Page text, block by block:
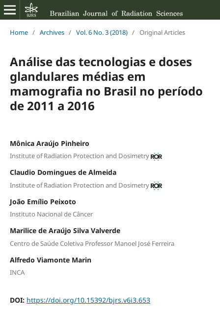
Home / Archives / Vol. 6 No. 3 (2018) / Original Articles
Análise das tecnologias e doses
glandulares médias em
mamografia no Brasil no período
de 2011 a 2016
Mônica Araújo Pinheiro
Institute of Radiation Protection and Dosimetry
Claudio Domingues de Almeida
Institute of Radiation Protection and Dosimetry
João Emílio Peixoto
Instituto Nacional de Câncer
Marilice de Araújo Silva Valverde
Centro de Saúde Coletiva Professor Manoel José Ferreira
Alfredo Viamonte Marin
INCA
DOI: https://doi.org/10.15392/bjrs.v6i3.653